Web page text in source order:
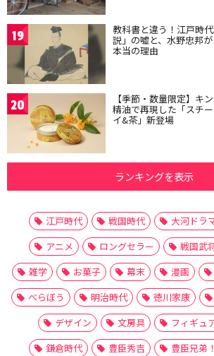
19 教科書と違う！江戸時
説」の嘘と、水野忠邦
本当の理由
20 【季節・数量限定】キ
精油で再現した「スチ
イ&茶」新登場
ランキングを表示
江戸時代 戦国時代 大河ドラ
アニメ
ロングセラー 戦国武
雑学
お菓子 幕末 漫画
べらぼう
明治時代 徳川家康
デザイン
文房具 フィギュ
鎌倉時代
豊臣秀吉 豊臣兄弟！